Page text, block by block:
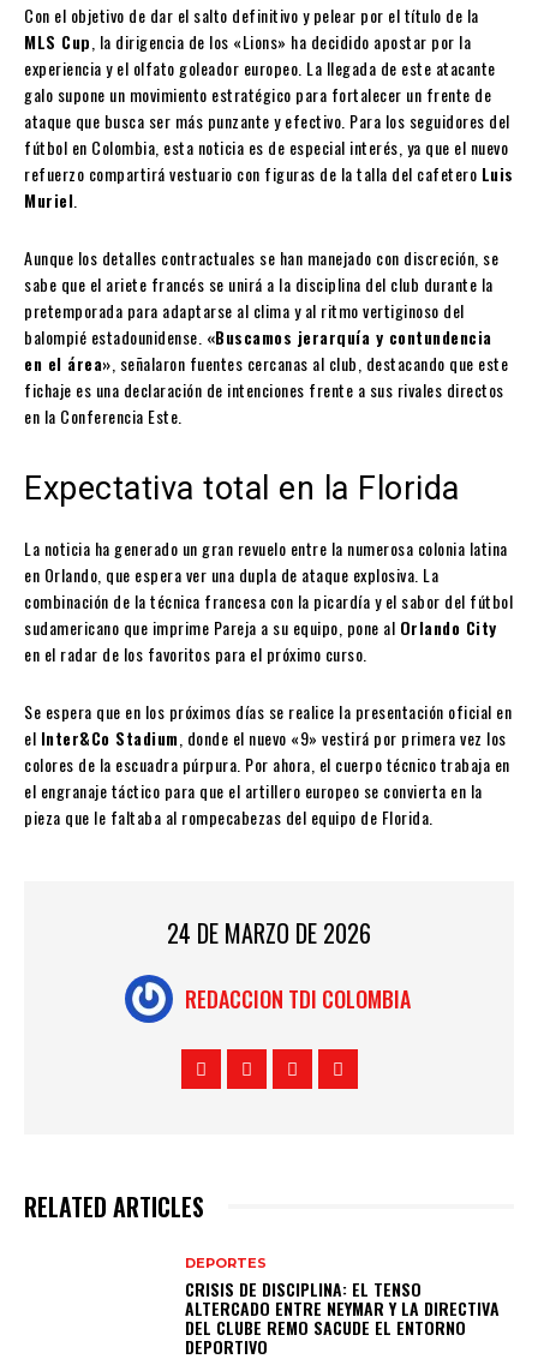
Con el objetivo de dar el salto definitivo y pelear por el título de la
MLS Cup , la dirigencia de los «Lions» ha decidido apostar por la
experiencia y el olfato goleador europeo. La llegada de este atacante
galo supone un movimiento estratégico para fortalecer un frente de
ataque que busca ser más punzante y efectivo. Para los seguidores del
fútbol en Colombia, esta noticia es de especial interés, ya que el nuevo
refuerzo compartirá vestuario con figuras de la talla del cafetero Luis
Muriel
Aunque los detalles contractuales se han manejado con discreción, se
sabe que el ariete francés se unirá a la disciplina del club durante la
pretemporada para adaptarse al clima y al ritmo vertiginoso del
balompié estadounidense. «Buscamos jerarquía y contundencia
en el área» , señalaron fuentes cercanas al club, destacando que este
fichaje es una declaración de intenciones frente a sus rivales directos
en la Conferencia Este.
Expectativa total en la Florida
La noticia ha generado un gran revuelo entre la numerosa colonia latina
en Orlando, que espera ver una dupla de ataque explosiva. La
combinación de la técnica francesa con la picardía y el sabor del fútbol
sudamericano que imprime Pareja a su equipo, pone al Orlando City
en el radar de los favoritos para el próximo curso.
Se espera que en los próximos días se realice la presentación oficial en
el Inter&Co Stadium , donde el nuevo «9» vestirá por primera vez los
colores de la escuadra púrpura. Por ahora, el cuerpo técnico trabaja en
el engranaje táctico para que el artillero europeo se convierta en la
pieza que le faltaba al rompecabezas del equipo de Florida.
24 DE MARZO DE 2026
REDACCION TDI COLOMBIA
RELATED ARTICLES
DEPORTES
CRISIS DE DISCIPLINA: EL TENSO
ALTERCADO ENTRE NEYMAR Y LA DIRECTIVA
DEL CLUBE REMO SACUDE EL ENTORNO
DEPORTIVO